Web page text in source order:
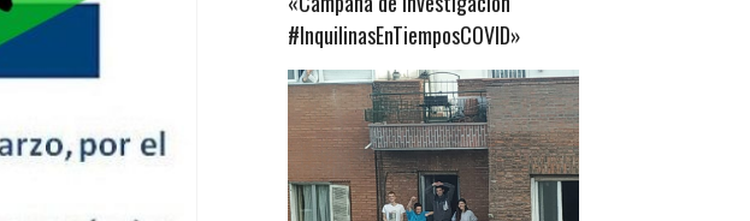
#InquilinasEnTiemposCOVID»